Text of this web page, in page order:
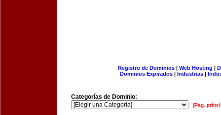
Registro de Dominios| Web Hosting |
Dominios Expirados | Industrias |
Categorías de Dominio:
[Pág.